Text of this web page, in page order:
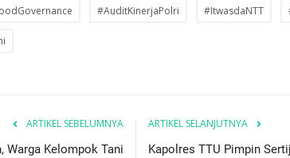
#AuditKinerjaPolri #ItwasdaNTT
ARTIKEL SEBELUMNYA
Warga Kelompok Tani
ARTIKEL SELANJUTNYA
Kapolres TTU Pimpin